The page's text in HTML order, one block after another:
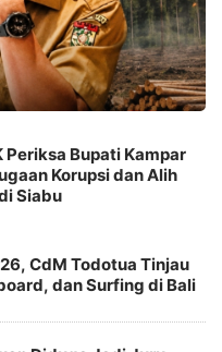
Periksa Bupati Kampar
Korupsi dan Alih
Siabu
CdM Todotua Tinjau
dan Surfing di Bali